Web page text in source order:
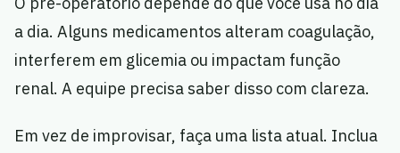
a dia. Alguns medicamentos alteram coagulação,
interferem em glicemia ou impactam função
renal. A equipe precisa saber disso com clareza.
Em vez de improvisar, faça uma lista atual. Inclua